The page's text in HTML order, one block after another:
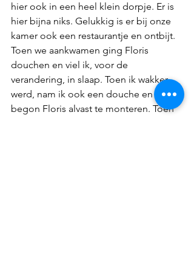
hier ook in een heel klein dorpje. Er is
hier bijna niks. Gelukkig is er bij onze
kamer ook een restaurantje en ontbijt.
Toen we aankwamen ging Floris
douchen en viel ik, voor de
verandering, in slaap. Toen ik wakker
werd, nam ik ook een douche en
begon Floris alvast te monteren. Toen